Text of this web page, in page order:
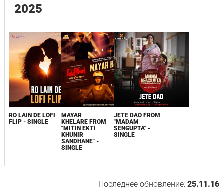
2025
RO LAIN DE LOFI
FLIP - SINGLE
MAYAR
KHELARE FROM
"MITIN EKTI
KHUNIR
SANDHANE" -
SINGLE
JETE DAO FROM
"MADAM
SENGUPTA" -
SINGLE
Последнее обновление:25.11.16